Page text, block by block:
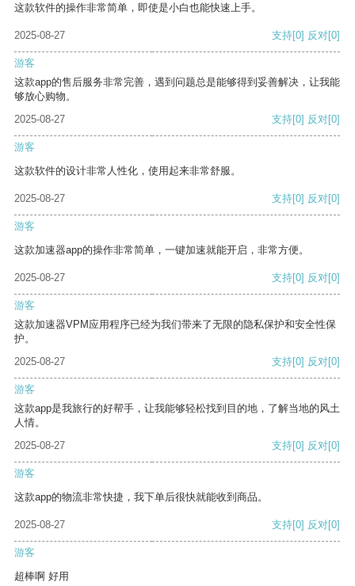
这款软件的操作非常简单，即使是小白也能快速上手。
2025-08-27 支持[0] 反对[0]
游客
这款app的售后服务非常完善，遇到问题总是能够得到妥善解决，让我能
够放心购物。
2025-08-27
支持[0] 反对[0]
游客
这款软件的设计非常人性化，使用起来非常舒服。
2025-08-27 支持[0] 反对[0]
游客
这款加速器app的操作非常简单，一键加速就能开启，非常方便。
2025-08-27 支持[0] 反对[0]
游客
这款加速器VPM应用程序已经为我们带来了无限的隐私保护和安全性保
护。
2025-08-27
支持[0] 反对[0]
游客
这款app是我旅行的好帮手，让我能够轻松找到目的地，了解当地的风土
人情。
2025-08-27
支持[0] 反对[0]
游客
这款app的物流非常快捷，我下单后很快就能收到商品。
2025-08-27 支持[0] 反对[0]
游客
超棒啊 好用